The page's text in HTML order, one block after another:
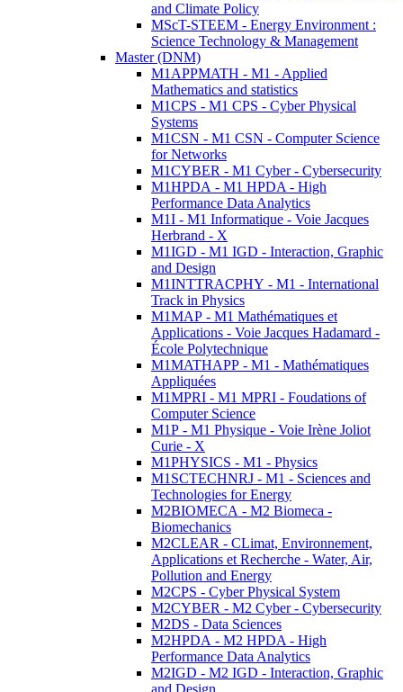
and Climate Policy
MScT-STEEM - Energy Environment :
Science Technology & Management
Master (DNM)
M1APPMATH - M1 - Applied
Mathematics and statistics
M1CPS - M1 CPS - Cyber Physical
Systems
M1CSN - M1 CSN - Computer Science
for Networks
M1CYBER - M1 Cyber - Cybersecurity
M1HPDA - M1 HPDA - High
Performance Data Analytics
M1I - M1 Informatique - Voie Jacques
Herbrand - X
M1IGD - M1 IGD - Interaction, Graphic
and Design
M1INTTRACPHY - M1 - International
Track in Physics
M1MAP - M1 Mathématiques et
Applications - Voie Jacques Hadamard -
École Polytechnique
M1MATHAPP - M1 - Mathématiques
Appliquées
M1MPRI - M1 MPRI - Foudations of
Computer Science
M1P - M1 Physique - Voie Irène Joliot
Curie - X
M1PHYSICS - M1 - Physics
M1SCTECHNRJ - M1 - Sciences and
Technologies for Energy
M2BIOMECA - M2 Biomeca -
Biomechanics
M2CLEAR - CLimat, Environnement,
Applications et Recherche - Water, Air,
Pollution and Energy
M2CPS - Cyber Physical System
M2CYBER - M2 Cyber - Cybersecurity
M2DS - Data Sciences
M2HPDA - M2 HPDA - High
Performance Data Analytics
M2IGD - M2 IGD - Interaction, Graphic
and Design